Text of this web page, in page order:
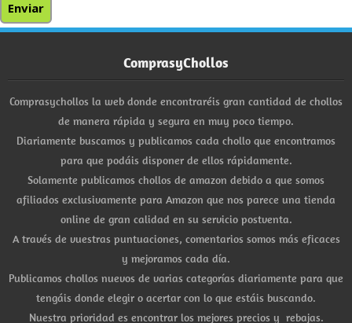
ComprasyChollos
Comprasychollos la web donde encontraréis gran cantidad de chollos
de manera rápida y segura en muy poco tiempo.
Diariamente buscamos y publicamos cada chollo que encontramos
para que podáis disponer de ellos rápidamente.
Solamente publicamos chollos de amazon debido a que somos
afiliados exclusivamente para Amazon que nos parece una tienda
online de gran calidad en su servicio postventa.
A través de vuestras puntuaciones, comentarios somos más eficaces
y mejoramos cada día.
Publicamos chollos nuevos de varias categorías diariamente para que
tengáis donde elegir o acertar con lo que estáis buscando.
Nuestra prioridad es encontrar los mejores precios y rebajas.